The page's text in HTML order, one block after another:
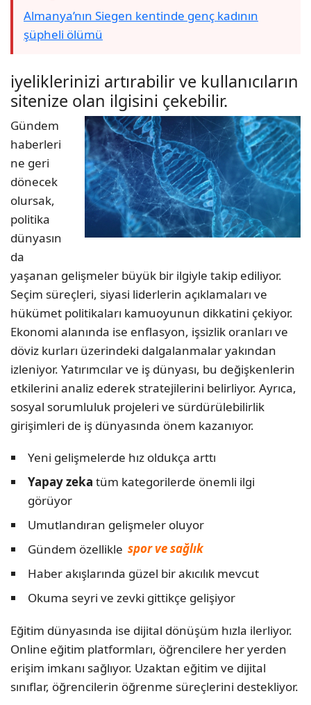
Almanya’nın Siegen kentinde genç kadının
şüpheli ölümü
iyeliklerinizi artırabilir ve kullanıcıların
sitenize olan ilgisini çekebilir.
Gündem
haberleri
ne geri
dönecek
olursak,
politika
dünyasın
da
yaşanan gelişmeler büyük bir ilgiyle takip ediliyor.
Seçim süreçleri, siyasi liderlerin açıklamaları ve
hükümet politikaları kamuoyunun dikkatini çekiyor.
Ekonomi alanında ise enflasyon, işsizlik oranları ve
döviz kurları üzerindeki dalgalanmalar yakından
izleniyor. Yatırımcılar ve iş dünyası, bu değişkenlerin
etkilerini analiz ederek stratejilerini belirliyor. Ayrıca,
sosyal sorumluluk projeleri ve sürdürülebilirlik
girişimleri de iş dünyasında önem kazanıyor.
Yeni gelişmelerde hız oldukça arttı
Yapay zeka tüm kategorilerde önemli ilgi
görüyor
Umutlandıran gelişmeler oluyor
Gündem özellikle spor ve sağlık
Haber akışlarında güzel bir akıcılık mevcut
Okuma seyri ve zevki gittikçe gelişiyor
Eğitim dünyasında ise dijital dönüşüm hızla ilerliyor.
Online eğitim platformları, öğrencilere her yerden
erişim imkanı sağlıyor. Uzaktan eğitim ve dijital
sınıflar, öğrencilerin öğrenme süreçlerini destekliyor.